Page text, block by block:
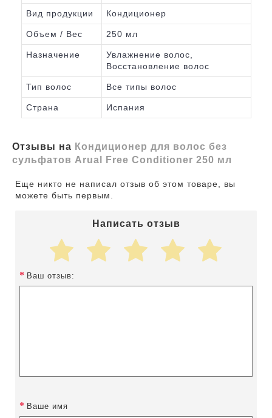
Вид продукции Кондиционер
Объем / Вес 250 мл
Назначение
Увлажнение волос,
Восстановление волос
Тип волос Все типы волос
Страна Испания
Отзывы на Кондиционер для волос без
сульфатов Arual Free Conditioner 250 мл
Еще никто не написал отзыв об этом товаре, вы
можете быть первым.
Написать отзыв
Ваш отзыв:
Ваше имя